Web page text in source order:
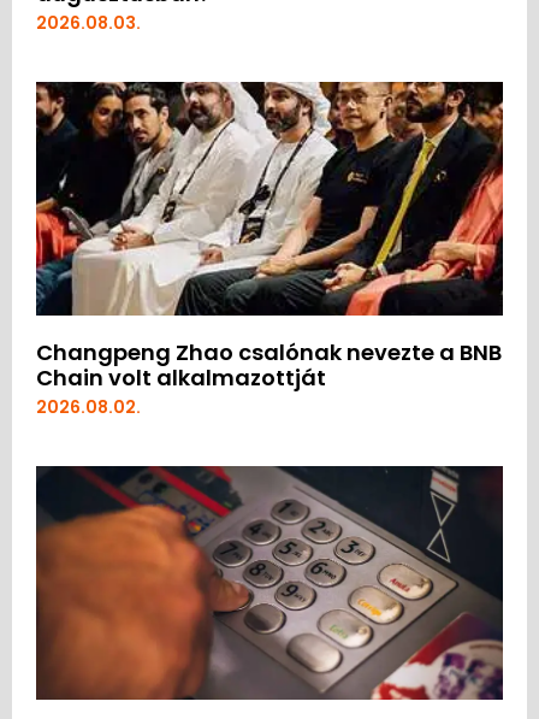
2026.08.03.
Changpeng Zhao csalónak nevezte a BNB
Chain volt alkalmazottját
2026.08.02.